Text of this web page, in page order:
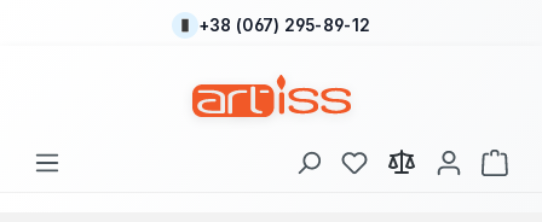
Перейти к основному содержанию
+38 (067) 295-89-12
У вас есть товары
В